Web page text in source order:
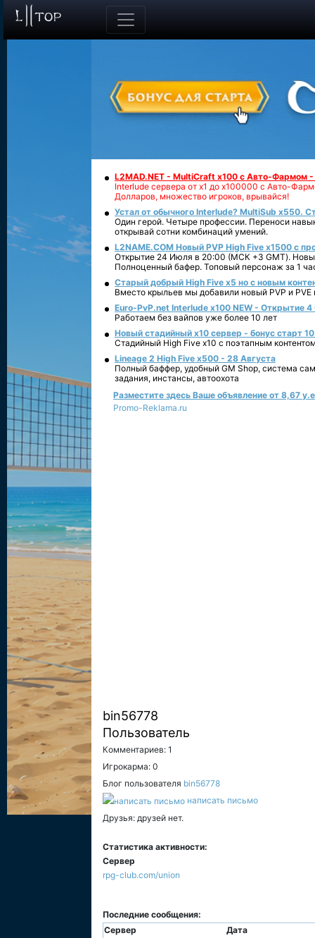
L2MAD.NET - MultiCraft x100 с Авто-Фармом
Interlude сервера от х1 до х100000 с Авто-
Долларов, множество игроков, врывайся!
Устал от обычного Interlude? MultiSub x550.
Один герой. Четыре профессии. Переноси
открывай сотни комбинаций умений.
L2NAME.COM Новый PVP High Five x1500 с
Открытие 24 Июля в 20:00 (МСК +3 GMT).
Полноценный бафер. Топовый персонаж за 1
Старый добрый High Five x5 но с новым
Вместо крыльев мы добавили новый PVP и PVE
Euro-PvP.net Interlude х100 NEW - Открытие 4
Работаем без вайпов уже более 10 лет
Новый стадийный х10 сервер - бонус старт
Стадийный High Five x10 с поэтапным
Lineage 2 High Five x500 - 28 Августа
Полный баффер, удобный GM Shop, система
задания, инстансы, автоохота
Разместите здесь Ваше объявление от 8,67
Promo-Reklama.ru
bin56778
Пользователь
Комментариев: 1
Игрокарма: 0
Блог пользователя bin56778
написать письмо
Друзья: друзей нет.
Статистика активности:
Сервер
rpg-club.com/union
Последние сообщения:
Сервер
Дата